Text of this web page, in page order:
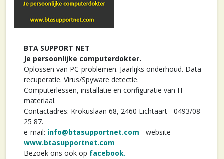
BTA SUPPORT NET
Je persoonlijke computerdokter.
Oplossen van PC-problemen. Jaarlijks onderhoud. Data
recuperatie. Virus/Spyware detectie.
Computerlessen, installatie en configuratie van IT-
materiaal.
Contactadres: Krokuslaan 68, 2460 Lichtaart - 0493/08
25 87.
e-mail: info@btasupportnet.com - website
www.btasupportnet.com
Bezoek ons ook op facebook.